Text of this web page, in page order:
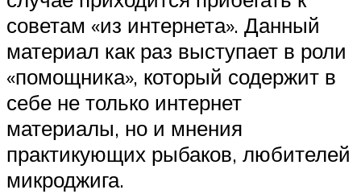
советам «из интернета». Данный
материал как раз выступает в роли
«помощника», который содержит в
себе не только интернет
материалы, но и мнения
практикующих рыбаков, любителей
микроджига.